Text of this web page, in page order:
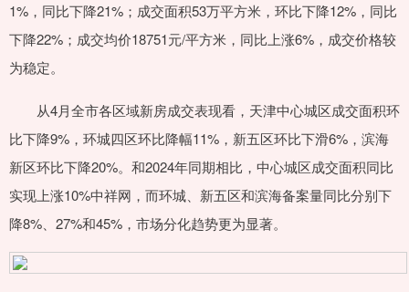
1%，同比下降21%；成交面积53万平方米，环比下降12%，同比
下降22%；成交均价18751元/平方米，同比上涨6%，成交价格较
为稳定。
从4月全市各区域新房成交表现看，天津中心城区成交面积环
比下降9%，环城四区环比降幅11%，新五区环比下滑6%，滨海
新区环比下降20%。和2024年同期相比，中心城区成交面积同比
实现上涨10%中祥网，而环城、新五区和滨海备案量同比分别下
降8%、27%和45%，市场分化趋势更为显著。